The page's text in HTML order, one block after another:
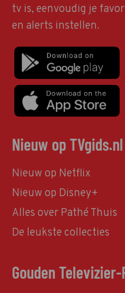
tv is, eenvoudig je
en alerts instellen.
Nieuw op TVgids.nl
Nieuw op Netflix
Nieuw op Disney+
Alles over Pathé Thuis
De leukste collecties
Gouden Televizier-